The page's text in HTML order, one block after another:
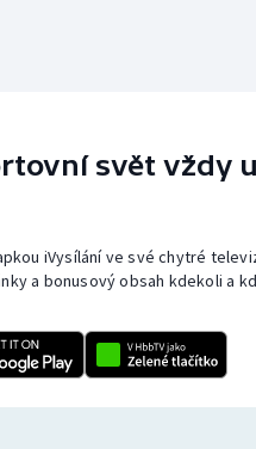
svět vždy
iVysílání ve své chytré
a bonusový obsah kdekoli a